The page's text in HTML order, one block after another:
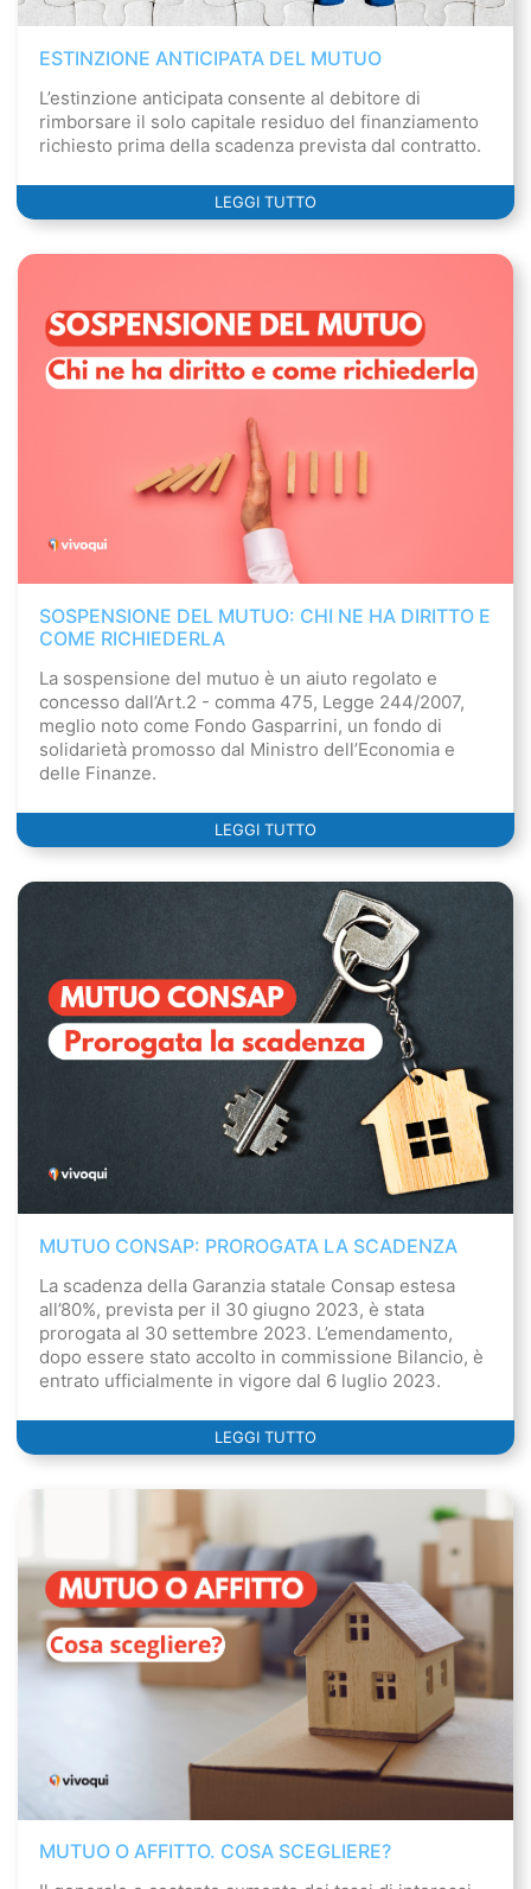
ESTINZIONE ANTICIPATA DEL MUTUO
L’estinzione anticipata consente al debitore di
rimborsare il solo capitale residuo del finanziamento
richiesto prima della scadenza prevista dal contratto.
LEGGI TUTTO
SOSPENSIONE DEL MUTUO: CHI NE HA DIRITTO E
COME RICHIEDERLA
La sospensione del mutuo è un aiuto regolato e
concesso dall’Art.2 - comma 475, Legge 244/2007,
meglio noto come Fondo Gasparrini, un fondo di
solidarietà promosso dal Ministro dell’Economia e
delle Finanze.
LEGGI TUTTO
MUTUO CONSAP: PROROGATA LA SCADENZA
La scadenza della Garanzia statale Consap estesa
all’80%, prevista per il 30 giugno 2023, è stata
prorogata al 30 settembre 2023. L’emendamento,
dopo essere stato accolto in commissione Bilancio, è
entrato ufficialmente in vigore dal 6 luglio 2023.
LEGGI TUTTO
MUTUO O AFFITTO. COSA SCEGLIERE?